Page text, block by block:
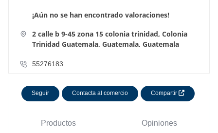
2 calle b 9-45 zona 15 colonia trinidad, Colonia
Trinidad Guatemala, Guatemala, Guatemala
55276183
¡Aún no se han encontrado valoraciones!
Compartir
Contacta al comercio
Seguir
Productos Opiniones